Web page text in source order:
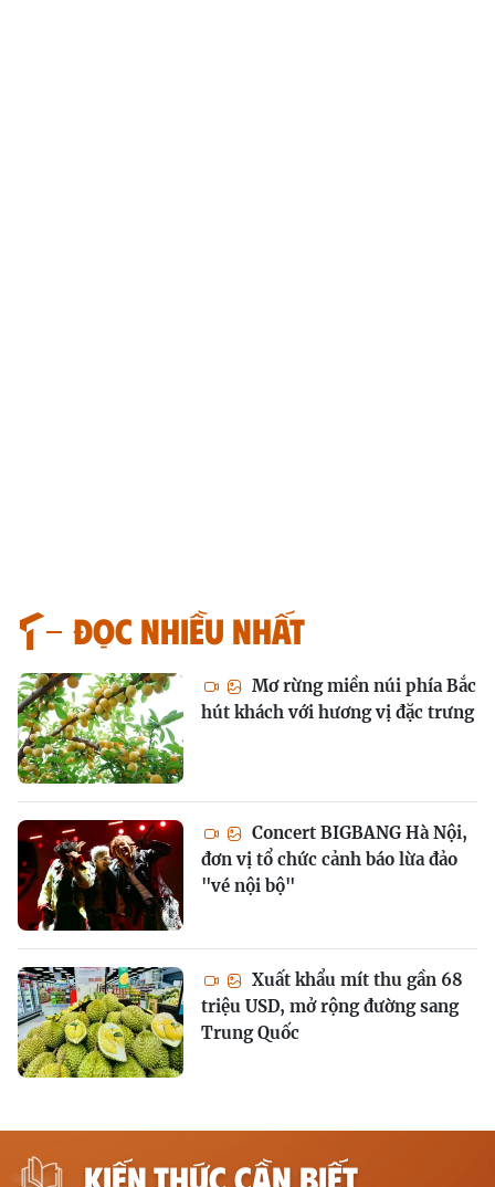
Đọc nhiều nhất
Mơ rừng miền núi phía Bắc
hút khách với hương vị đặc trưng
Concert BIGBANG Hà Nội,
đơn vị tổ chức cảnh báo lừa đảo
"vé nội bộ"
Xuất khẩu mít thu gần 68
triệu USD, mở rộng đường sang
Trung Quốc
KIẾN THỨC CẦN BIẾT